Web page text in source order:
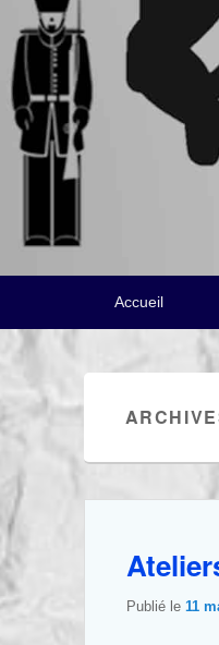
Accueil
Publié le 11